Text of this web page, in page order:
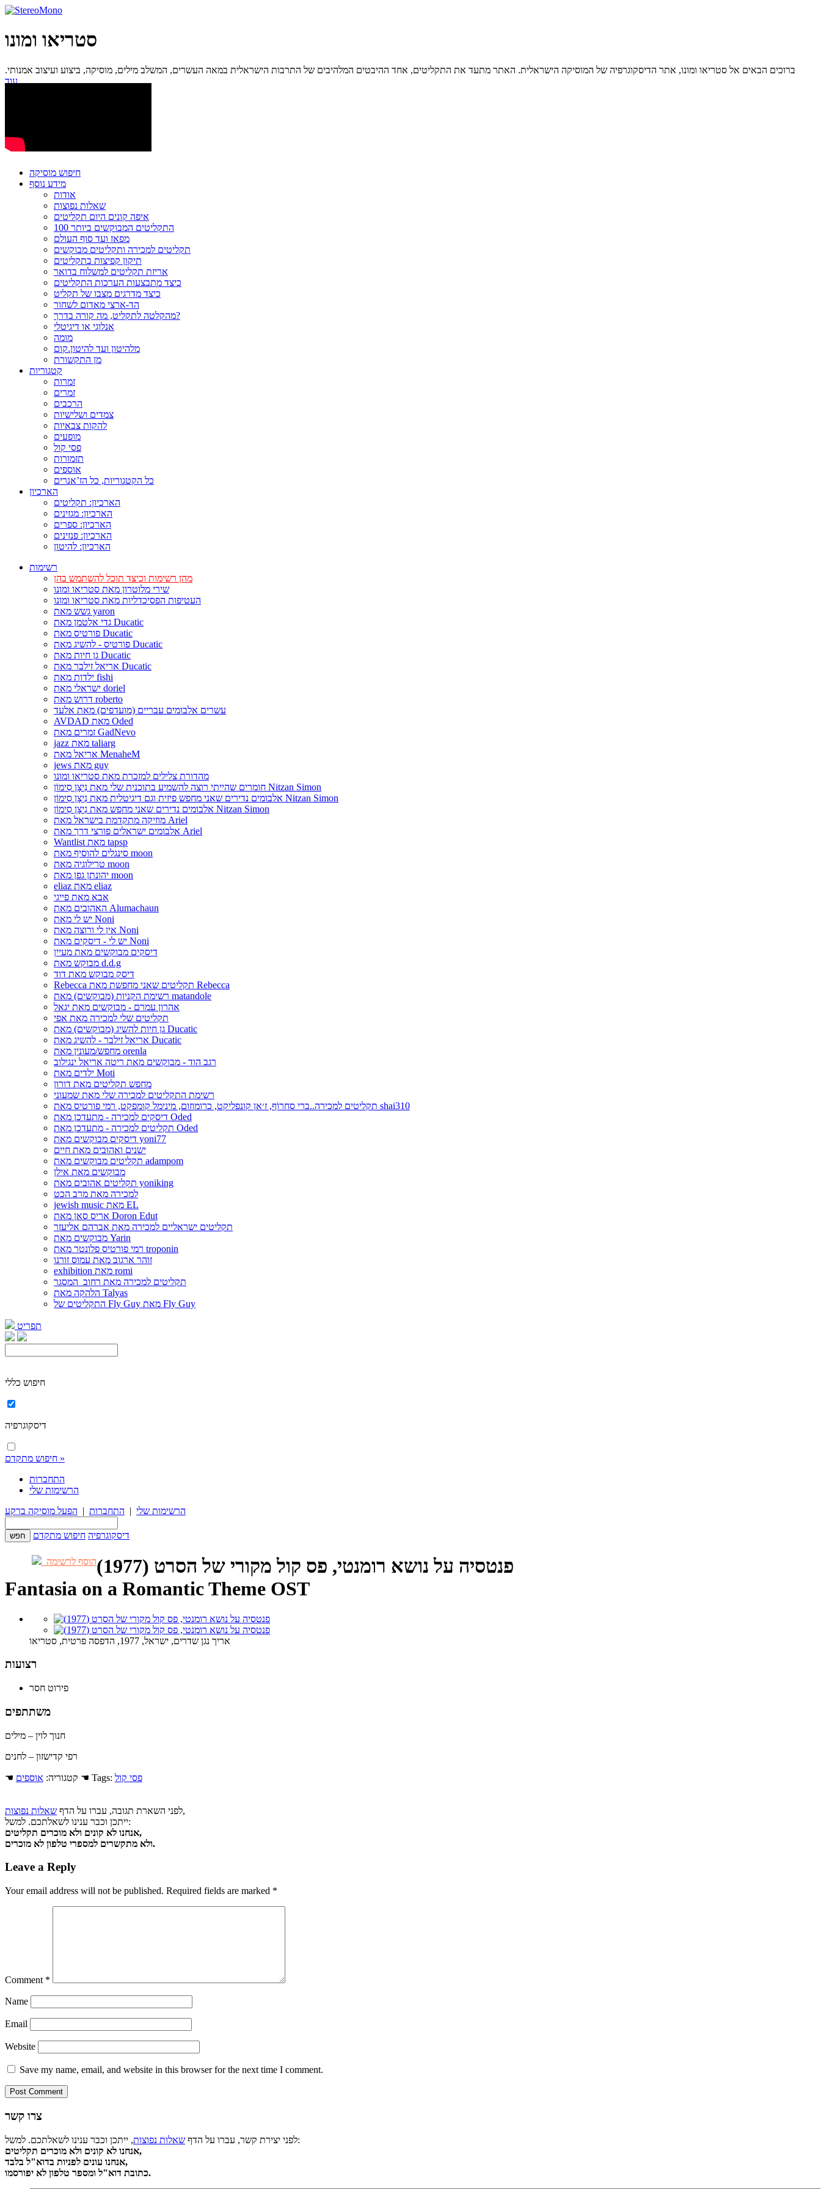
סטריאו ומונו
ברוכים הבאים אל סטריאו ומונו, אתר הדיסקוגרפיה של המוסיקה הישראלית. האתר מתעד את התקליטים, אחד ההיבטים המלהיבים של התרבות הישראלית במאה העשרים, המשלב מילים, מוסיקה, ביצוע ועיצוב אמנותי.
עוד...
חיפוש מוסיקה
מידע נוסף
אודות
שאלות נפוצות
איפה קונים היום תקליטים
100 התקליטים המבוקשים ביותר
מפאז ועד סוף העולם
תקליטים למכירה ותקליטים מבוקשים
תיקון קפיצות בתקליטים
אריזת תקליטים למשלוח בדואר
כיצד מתבצעות הערכות התקליטים
כיצד מדרגים מצבו של תקליט
הד-ארצי מאדום לשחור
מהקלטה לתקליט, מה קורה בדרך?
אנלוגי או דיגיטלי
מומה
מלהיטון ועד להיטון.קום
מן התקשורת
קטגוריות
זמרות
זמרים
הרכבים
צמדים ושלישיות
להקות צבאיות
מופעים
פסי קול
תזמורות
אוספים
כל הקטגוריות, כל הז’אנרים
הארכיון
הארכיון: תקליטים
הארכיון: מגזינים
הארכיון: ספרים
הארכיון: פנזינים
הארכיון: להיטון
רשימות
מהן רשימות וכיצד תוכל להשתמש בהן
שירי מלוטרון מאת סטריאו ומונו
העטיפות הפסיכדליות מאת סטריאו ומונו
גשש מאת yaron
גדי אלטמן מאת Ducatic
פורטיס מאת Ducatic
פורטיס - להשיג מאת Ducatic
גן חיות מאת Ducatic
אריאל זילבר מאת Ducatic
ילדות מאת fishi
ישראלי מאת doriel
דרוש מאת roberto
עשרים אלבומים עבריים (מועדפים) מאת אלעד
AVDAD מאת Oded
זמרים מאת GadNevo
jazz מאת taliarg
אריאל מאת MenaheM
jews מאת guy
מהדורת צלילים למזכרת מאת סטריאו ומונו
חומרים שהייתי רוצה להשמיע בתוכנית שלי מאת נִיצָן סִימוֹן Nitzan Simon
אלבומים נדירים שאני מחפש פיזית וגם דיגיטלית מאת נִיצָן סִימוֹן Nitzan Simon
אלבומים נדירים שאני מחפש מאת נִיצָן סִימוֹן Nitzan Simon
מוזיקה מתקדמת בישראל מאת Ariel
אלבומים ישראלים פורצי דרך מאת Ariel
Wantlist מאת tapsp
סינגלים להוסיף מאת moon
טרילוגיה מאת moon
יהונתן גפן מאת moon
eliaz מאת eliaz
אבא מאת פייגי
האהובים מאת Alumachaun
יש לי מאת Noni
אין לי ורוצה מאת Noni
יש לי - דיסקים מאת Noni
דיסקים מבוקשים מאת מעיין
מבוקש מאת d.d.g
דיסק מבוקש מאת דוד
Rebecca תקליטים שאני מחפשת מאת Rebecca
רשימת הקניות (מבוקשים) מאת matandole
אהרון עמרם - מבוקשים מאת יגאל
תקליטים שלי למכירה מאת אפי
גן חיות להשיג (מבוקשים) מאת Ducatic
אריאל זילבר - להשיג מאת Ducatic
מחפש/מעונין מאת orenla
רגב הוד - מבוקשים מאת ריטה אריאל ינגילוב
ילדים מאת Moti
מחפש תקליטים מאת דורון
רשימת התקליטים למכירה שלי מאת שמעוני
תקליטים למכירה..ברי סחרוֹף, ז׳אן קונפליקט, כרומוזום, מינימל קומפקט, רמי פורטיס מאת shai310
דיסקים למכירה - מתעדכן מאת Oded
תקליטים למכירה - מתעדכן מאת Oded
דיסקים מבוקשים מאת yoni77
ישנים ואהובים מאת חיים
תקליטים מבוקשים מאת adampom
מבוקשים מאת אילן
תקליטים אהובים מאת yoniking
למכירה מאת מרב הכט
jewish music מאת EL
אריס סאן מאת Doron Edut
תקליטים ישראליים למכירה מאת אברהם אליעזר
מבוקשים מאת Yarin
רמי פורטיס פלונטר מאת troponin
זוהר ארגוב מאת עמוס זורנו
exhibition מאת romi
תקליטים למכירה מאת רחוב_המסגר
הלהקה מאת Talyas
התקליטים של Fly Guy מאת Fly Guy
תפריט
חיפוש כללי
חיפוש מתקדם »
התחברות
הרשימות שלי
הרשימות שלי | התחברות | הפעל מוסיקה ברקע
דיסקוגרפיה חיפוש מתקדם
הוסף לרשימה
פנטסיה על נושא רומנטי, פס קול מקורי של הסרט (1977)
Fantasia on a Romantic Theme OST
אריך נגן שדרים, ישראל, 1977, הדפסה פרטית, סטריאו
רצועות
פירוט חסר
משתתפים
חנוך לוין – מילים
רפי קדישזון – לחנים
☚ קטגוריה: אוספים ☚ Tags: פסי קול
לפני השארת תגובה, עברו על הדף שאלות נפוצות
,
ייתכן וכבר ענינו לשאלתכם. למשל:
אנחנו לא קונים ולא מוכרים תקליטים,
ולא מתקשרים למספרי טלפון לא מוכרים.
Leave a Reply
Your email address will not be published. Required fields are marked *
Comment *
Name
Email
Website
Save my name, email, and website in this browser for the next time I comment.
צרו קשר
לפני יצירת קשר, עברו על הדף שאלות נפוצות
, ייתכן וכבר ענינו לשאלתכם. למשל:
אנחנו לא קונים ולא מוכרים תקליטים,
אנחנו עונים לפניות בדוא"ל בלבד,
כתובת דוא"ל ומספר טלפון לא יפורסמו.